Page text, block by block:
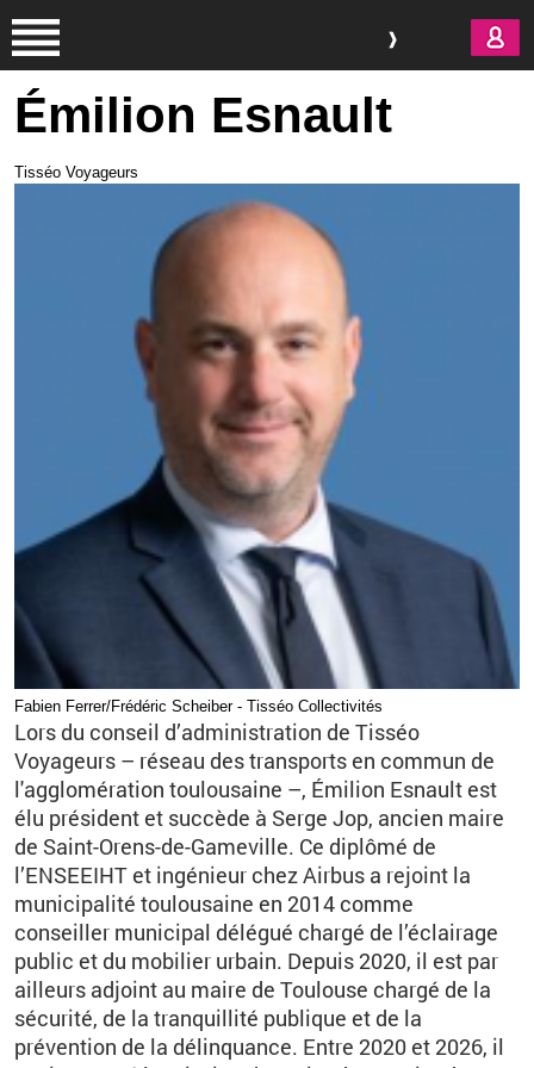
Émilion Esnault
Tisséo Voyageurs
Fabien Ferrer/Frédéric Scheiber - Tisséo Collectivités
Lors du conseil d’administration de Tisséo
Voyageurs – réseau des transports en commun de
l'agglomération toulousaine –, Émilion Esnault est
élu président et succède à Serge Jop, ancien maire
de Saint-Orens-de-Gameville. Ce diplômé de
l’ENSEEIHT et ingénieur chez Airbus a rejoint la
municipalité toulousaine en 2014 comme
conseiller municipal délégué chargé de l’éclairage
public et du mobilier urbain. Depuis 2020, il est par
ailleurs adjoint au maire de Toulouse chargé de la
sécurité, de la tranquillité publique et de la
prévention de la délinquance. Entre 2020 et 2026, il